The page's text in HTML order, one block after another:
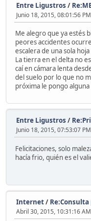
Entre Ligustros /
Junio 18, 2015, 08:01:56 PM
Me alegro que ya estés
peores accidentes
escalera de una sola
La tierra en el delta no
caí en cámara lenta
del suelo por lo que no
próxima le pongo
Entre Ligustros /
Junio 18, 2015, 07:53:07 PM
Felicitaciones, solo
hacía frio, quién es el
Internet/
Abril 30, 2015, 10:31:16 AM